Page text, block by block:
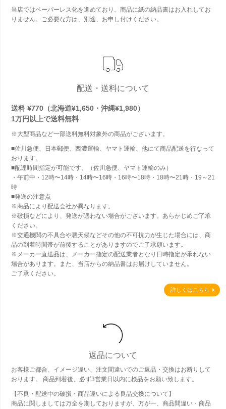
当店ではペーパーレス化を進めており、商品に紙の納品書はお入れしてお
りません。ご必要な方は、別途、お申し付けください。
配送・送料について
送料 ¥770（北海道¥1,650・沖縄¥1,980）
1万円以上で送料無料
※大型商品など一部送料無料対象外の商品がございます。
■佐川急便、日本郵便、西濃運輸、ヤマト運輸、他にて商品配送を行なって
おります。
■配達時間指定が可能です。（佐川急便、ヤマト運輸のみ）
・午前中・12時〜14時・14時〜16時・16時〜18時・18時〜21時・19～21
時
■発送の注意点
※商品により配送会社が異なります。
※破損などにより、発送が適わない場合がございます。あらかじめご了承
ください。
※交通機関の不具合や悪天候などその他の不可抗力が生じた場合には、商
品の到着時間帯が前後することがありますのでご了承願います。
※メーカー直送品は、メーカー指定の配送業者となり日時指定が承れない
場合があります。また、当店からの納品書はお届けしていません。
ご了承ください。
詳しくはこちら
返品について
お客様ご都合、イメージ違い、注文間違いでのご返品・交換はお断りして
おります。 商品到着後、必ず3営業日以内に検品をお願い致します。
【不良・配送中の破損・商品違いによる良品交換について】
商品に関しましては万全を期しておりますが、万が一、商品間違い・商品